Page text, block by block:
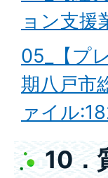
ョン支援
05_【プ
期八戸市
ァイル
10．